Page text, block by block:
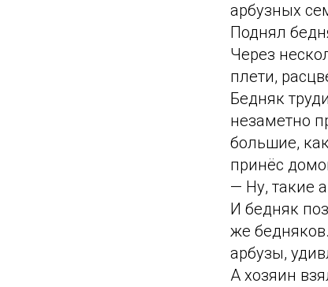
арбузных
Поднял
Через
плети,
Бедняк
незаметно
большие,
принёс
— Ну, такие
И бедняк
же
арбузы,
А хозяин